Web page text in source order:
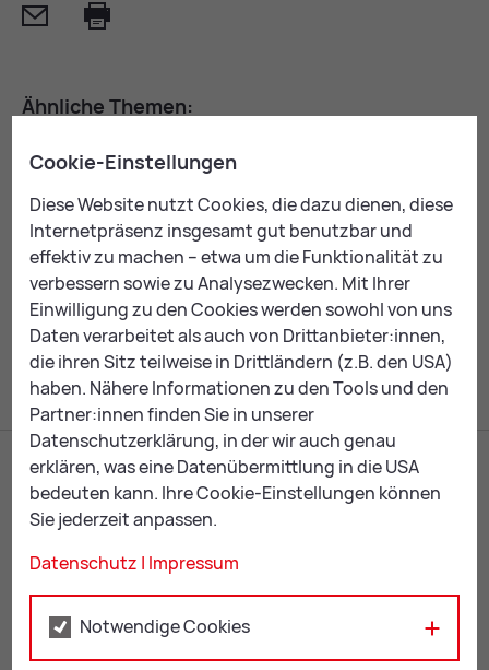
Mail
Ähn­li­che The­men:
Asia Ho­tel & Spa Leo­ben
Sport­hal­le Do­na­witz
Sport­hal­le In­nen­stadt
Sport­stät­ten im Über­blick
Sport­zen­trum Ti­vo­li
Rathaus Leoben
Cookie-Einstellungen
Diese Website nutzt Cookies, die dazu dienen, diese
Internetpräsenz insgesamt gut benutzbar und
effektiv zu machen – etwa um die Funktionalität zu
verbessern sowie zu Analysezwecken. Mit Ihrer
Einwilligung zu den Cookies werden sowohl von uns
Daten verarbeitet als auch von Drittanbieter:innen,
die ihren Sitz teilweise in Drittländern (z.B. den USA)
haben. Nähere Informationen zu den Tools und den
Partner:innen finden Sie in unserer
Datenschutzerklärung, in der wir auch genau
erklären, was eine Datenübermittlung in die USA
bedeuten kann. Ihre Cookie-Einstellungen können
Sie jederzeit anpassen.
Datenschutz | Impressum
Notwendige Cookies